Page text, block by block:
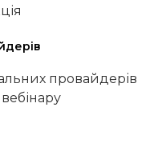
провайдерів